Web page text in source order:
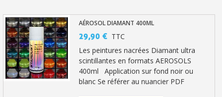
AÉROSOL DIAMANT 400ML
29,90 € TTC
Les peintures nacrées Diamant ultra
scintillantes en formats AEROSOLS
400ml Application sur fond noir ou
blanc Se référer au nuancier PDF